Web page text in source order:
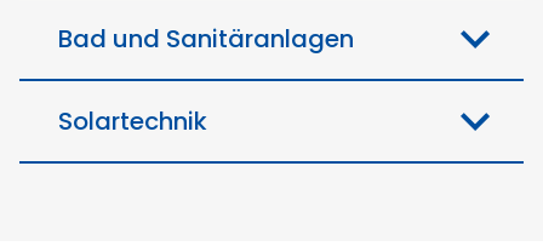
Bad und Sanitäranlagen
Solartechnik